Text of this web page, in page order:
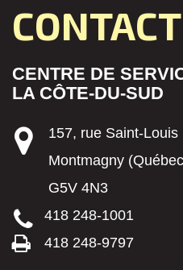
CENTRE DE
LA CÔTE-DU-SUD
157, rue Saint-Louis
Montmagny
G5V 4N3
418 248-1001
418 248-9797